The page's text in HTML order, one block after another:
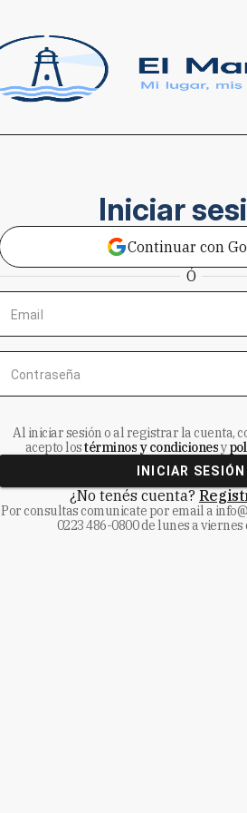
Iniciar
Continuar con
Ó
Email
Contraseña
Al iniciar sesión o al registrar la cuenta,
acepto lostérminos y condicionesy
INICIAR SESIÓN
¿No tenés cuenta?
Por consultas comunicate por email a
0223 486-0800de lunes a viernes